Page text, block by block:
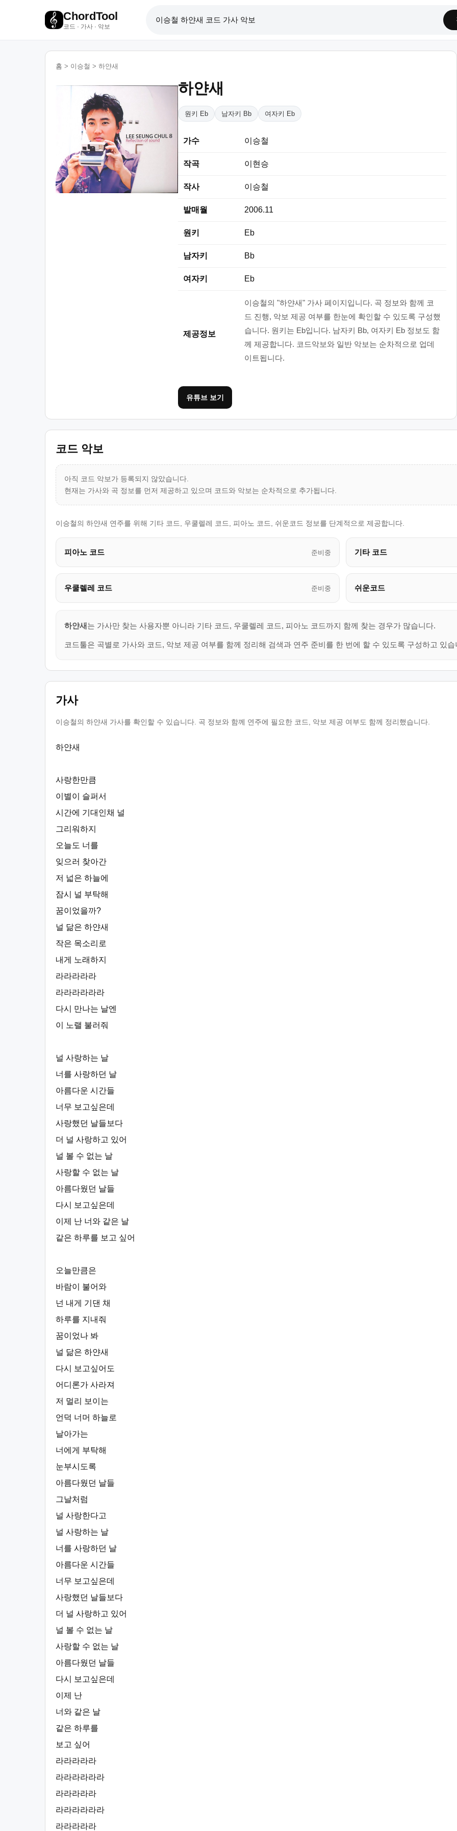
ChordTool
코드 · 가사 · 악보
홈 > 이승철 > 하얀새
하얀새
원키 Eb 남자키 Bb 여자키 Eb
가수 이승철
작곡 이현승
작사 이승철
발매월 2006.11
원키 Eb
남자키 Bb
여자키 Eb
제공정보
이승철의 "하얀새" 가사 페이지입니다. 곡 정보와 함께 코
드 진행, 악보 제공 여부를 한눈에 확인할 수 있도록 구성했
습니다. 원키는 Eb입니다. 남자키 Bb, 여자키 Eb 정보도 함
께 제공합니다. 코드악보와 일반 악보는 순차적으로 업데
이트됩니다.
유튜브 보기
코드 악보
아직 코드 악보가 등록되지 않았습니다.
현재는 가사와 곡 정보를 먼저 제공하고 있으며 코드와 악보는 순차적으로 추가됩니다.
이승철의 하얀새 연주를 위해 기타 코드, 우쿨렐레 코드, 피아노 코드, 쉬운코드 정보를 단계적으로 제공합니다.
피아노 코드 준비중 기타 코드
우쿨렐레 코드 준비중 쉬운코드
하얀새 는 가사만 찾는 사용자뿐 아니라 기타 코드, 우쿨렐레 코드, 피아노 코드까지 함께 찾는 경우가 많습니다.
코드툴은 곡별로 가사와 코드, 악보 제공 여부를 함께 정리해 검색과 연주 준비를 한 번에 할 수 있도록 구성하고 있습
가사
이승철의 하얀새 가사를 확인할 수 있습니다. 곡 정보와 함께 연주에 필요한 코드, 악보 제공 여부도 함께 정리했습니다.
하얀새
사랑한만큼
이별이 슬퍼서
시간에 기대인채 널
그리워하지
오늘도 너를
잊으러 찾아간
저 넓은 하늘에
잠시 널 부탁해
꿈이었을까?
널 닮은 하얀새
작은 목소리로
내게 노래하지
라라라라라
라라라라라라
다시 만나는 날엔
이 노랠 불러줘
널 사랑하는 날
너를 사랑하던 날
아름다운 시간들
너무 보고싶은데
사랑했던 날들보다
더 널 사랑하고 있어
널 볼 수 없는 날
사랑할 수 없는 날
아름다웠던 날들
다시 보고싶은데
이제 난 너와 같은 날
같은 하루를 보고 싶어
오늘만큼은
바람이 불어와
넌 내게 기댄 채
하루를 지내줘
꿈이었나 봐
널 닮은 하얀새
다시 보고싶어도
어디론가 사라져
저 멀리 보이는
언덕 너머 하늘로
날아가는
너에게 부탁해
눈부시도록
아름다웠던 날들
그날처럼
널 사랑한다고
널 사랑하는 날
너를 사랑하던 날
아름다운 시간들
너무 보고싶은데
사랑했던 날들보다
더 널 사랑하고 있어
널 볼 수 없는 날
사랑할 수 없는 날
아름다웠던 날들
다시 보고싶은데
이제 난
너와 같은 날
같은 하루를
보고 싶어
라라라라라
라라라라라라
라라라라라
라라라라라라
라라라라라